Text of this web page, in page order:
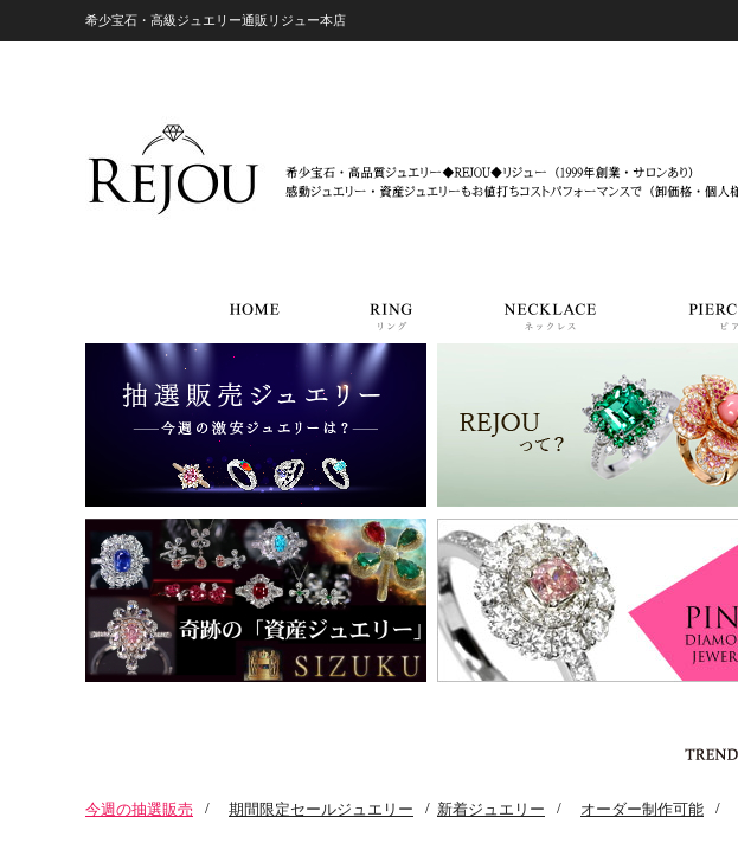
希少宝石・高級ジュエリー通販リジュー本店
今週の抽選販売 / 期間限定セールジュエリー / 新着ジュエリー / オーダー制作可能 /